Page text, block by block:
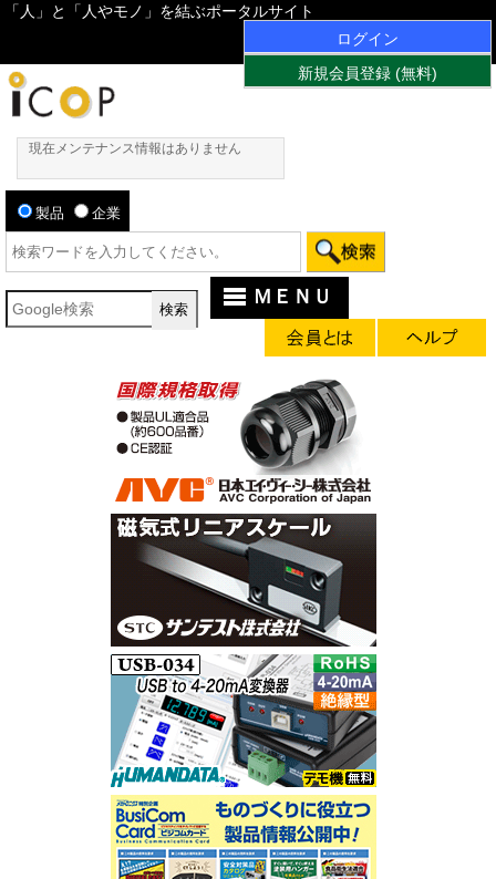
「人」と「人やモノ」を結ぶポータルサイト
ログイン
新規会員登録 (無料)
現在メンテナンス情報はありません
製品 企業
ＭＥＮＵ